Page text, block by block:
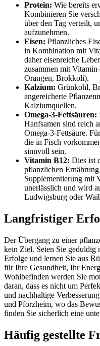
Protein: Wie bereits
Kombinieren Sie
über den Tag verteilt,
aufzunehmen.
Eisen: Pflanzliches
in Kombination mit
daher eisenreiche
zusammen mit
Orangen, Brokkoli).
Kalzium: Grünkohl,
angereicherte
Kalziumquellen.
Omega-3-Fettsäuren:
Hanfsamen sind reich
Omega-3-Fettsäure.
die in Fisch
sinnvoll sein.
Vitamin B12: Dies ist
pflanzlichen
Supplementierung mit
unerlässlich und wird
Ludwigsburg oder
Langfristiger
Der Übergang zu einer
kein Ziel. Seien Sie geduldig
Erfolge und lernen Sie aus
für Ihre Gesundheit, Ihr
Wohlbefinden werden Sie
daran, dass es nicht um
und nachhaltige
und Pforzheim, wo das
finden Sie sicherlich eine
Häufig gestellte